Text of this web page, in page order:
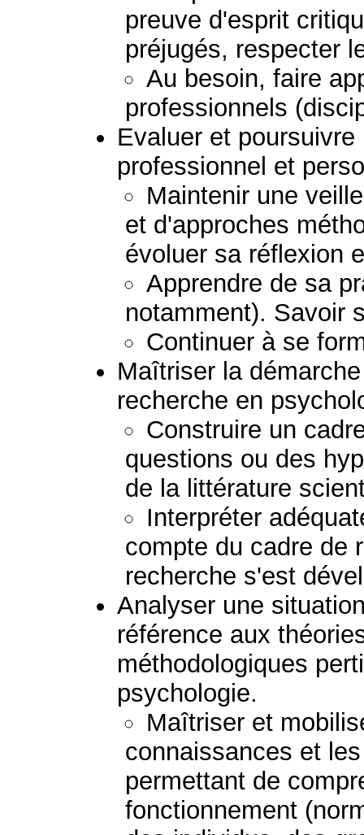
preuve d'esprit
préjugés, respecter
Au besoin, faire
professionnels
Evaluer et
professionnel et
Maintenir une
et d'approches
évoluer sa réflexion
Apprendre de sa
notamment). Savoir
Continuer à se
Maîtriser la
recherche en
Construire un
questions ou des
de la littérature
Interpréter
compte du cadre de
recherche s'est
Analyser une
référence aux
méthodologiques
psychologie.
Maîtriser et
connaissances et
permettant de
fonctionnement